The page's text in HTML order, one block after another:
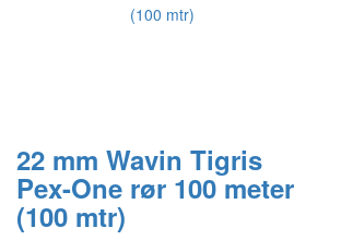
22 mm Wavin Tigris
Pex-One rør 100 meter
(100 mtr)